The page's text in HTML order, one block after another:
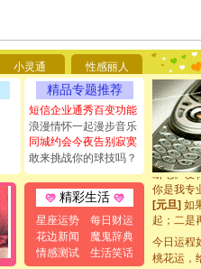
小灵通 性感丽人
精品专题推荐
短信企业通秀百变功能
浪漫情怀一起漫步音乐
同城约会今夜告别寂寞
敢来挑战你的球技吗？
精彩生活
星座运势
每日财运
花边新闻
魔鬼辞典
情感测试
生活笑话
你太多，
要平安
[圣诞节]
能正大光
都要快乐
[圣诞节]
如意,快
[元旦]看
断电。爱
你是我专
[元旦] 如
起；二是
[元旦]当
泣，这痛
今日运程
桃花运，